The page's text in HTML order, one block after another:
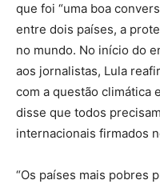
que foi “uma boa
entre dois países, a
no mundo. No início do
aos jornalistas, Lula
com a questão climática
disse que todos
internacionais firmados
“Os países mais pobres